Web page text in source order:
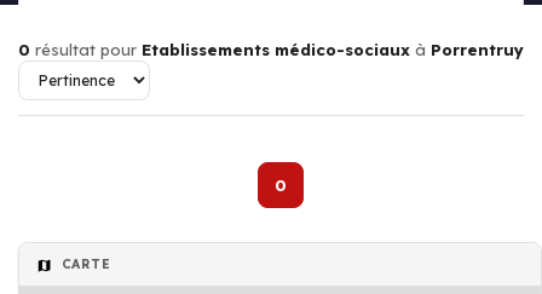
0 résultat pour Etablissements médico-sociaux à Porrentruy
0
CARTE